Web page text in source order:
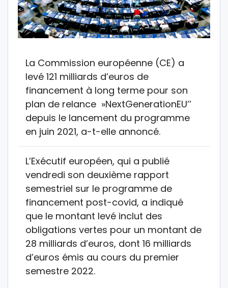
La Commission européenne (CE) a
levé 121 milliards d’euros de
financement à long terme pour son
plan de relance »NextGenerationEU’’
depuis le lancement du programme
en juin 2021, a-t-elle annoncé.
L’Exécutif européen, qui a publié
vendredi son deuxième rapport
semestriel sur le programme de
financement post-covid, a indiqué
que le montant levé inclut des
obligations vertes pour un montant de
28 milliards d’euros, dont 16 milliards
d’euros émis au cours du premier
semestre 2022.